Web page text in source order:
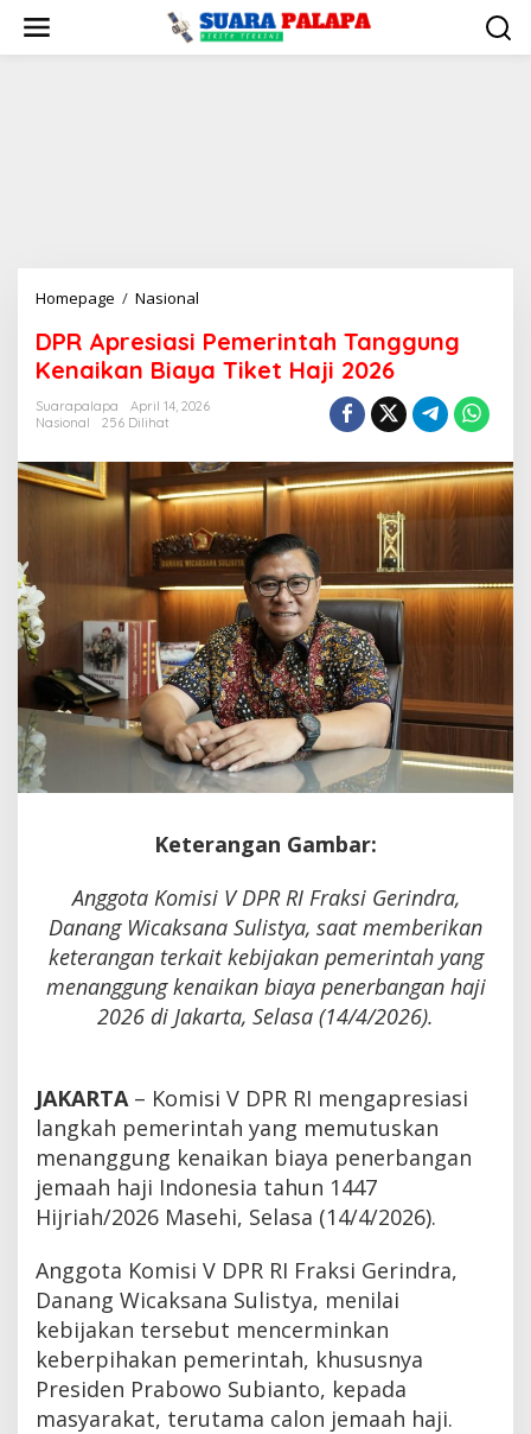
konten
Homepage / Nasional
Pemerintah
Tanggung
Biaya
Haji
2026
DPR Apresiasi Pemerintah Tanggung
Kenaikan Biaya Tiket Haji 2026
Suarapalapa
April 14, 2026
Nasional
256 Dilihat
Keterangan Gambar:
Anggota Komisi V DPR RI Fraksi Gerindra,
Danang Wicaksana Sulistya, saat memberikan
keterangan terkait kebijakan pemerintah yang
menanggung kenaikan biaya penerbangan haji
2026 di Jakarta, Selasa (14/4/2026).
JAKARTA – Komisi V DPR RI mengapresiasi
langkah pemerintah yang memutuskan
menanggung kenaikan biaya penerbangan
jemaah haji Indonesia tahun 1447
Hijriah/2026 Masehi, Selasa (14/4/2026).
Anggota Komisi V DPR RI Fraksi Gerindra,
Danang Wicaksana Sulistya, menilai
kebijakan tersebut mencerminkan
keberpihakan pemerintah, khususnya
Presiden Prabowo Subianto, kepada
masyarakat, terutama calon jemaah haji.